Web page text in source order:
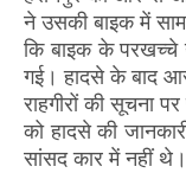
ने उसकी बाइक में
कि बाइक के परखच्चे
गई। हादसे के बाद
राहगीरों की सूचना
को हादसे की
सांसद कार में नहीं थे।